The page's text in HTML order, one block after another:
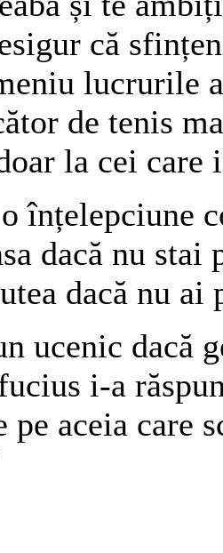
că
lucrurile
de tenis
la cei care
o înțelepciune
dacă nu stai
dacă nu ai
ucenic dacă
i-a
pe aceia care